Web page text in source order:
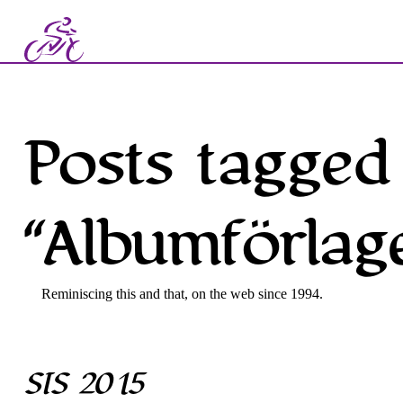
Posts tagged
Reminiscing this and that, on the web since 1994.
SIS 2015